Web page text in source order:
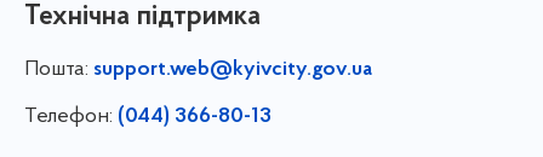
Технічна підтримка
Пошта: support.web@kyivcity.gov.ua
Телефон: (044) 366-80-13